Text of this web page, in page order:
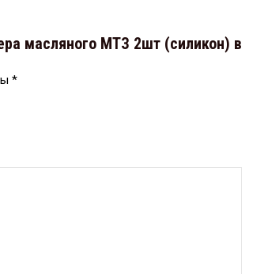
масляного МТЗ 2шт (силикон) в
*